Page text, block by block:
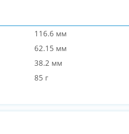
116.6 мм
62.15 мм
38.2 мм
85 г